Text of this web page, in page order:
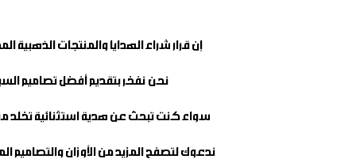
إن قرار شراء الهدايا والمنتجات
نحن نفخر بتقديم أفضل تصاميم
سواء كنت تبحث عن هدية استثنائية تخلد
ندعوك لتصفح المزيد من الأوزان والتصاميم